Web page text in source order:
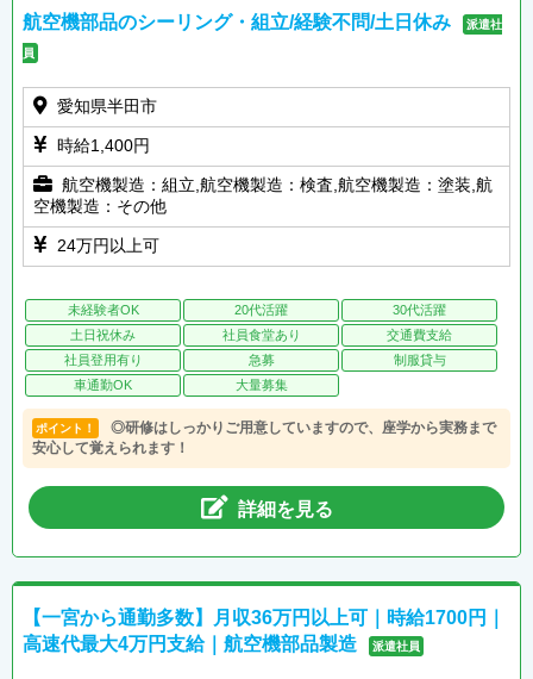
航空機部品のシーリング・組立/経験不問/土日休み 派遣社
員
愛知県半田市
時給1,400円
航空機製造：組立,航空機製造：検査,航空機製造：塗装,航
空機製造：その他
24万円以上可
未経験者OK 20代活躍
30代活躍
土日祝休み
社員食堂あり
交通費支給
社員登用有り
急募
制服貸与
車通勤OK
大量募集
ポイント！
◎研修はしっかりご用意していますので、座学から実務まで
安心して覚えられます！
詳細を見る
【一宮から通勤多数】月収36万円以上可｜時給1700円｜
高速代最大4万円支給｜航空機部品製造
派遣社員